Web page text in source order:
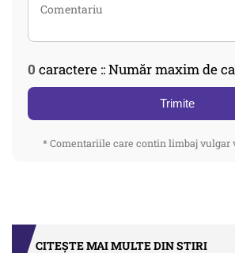
0 caractere :: Număr maxim de
Trimite
* Comentariile care contin limbaj vulgar
CITEȘTE MAI MULTE DIN STIRI